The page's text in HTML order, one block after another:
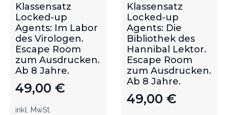
Klassensatz
Locked-up
Agents: Im Labor
des Virologen.
Escape Room
zum Ausdrucken.
Ab 8 Jahre.
49,00 €
inkl. MwSt.
Klassensatz
Locked-up
Agents: Die
Bibliothek des
Hannibal Lektor.
Escape Room
zum Ausdrucken.
Ab 8 Jahre.
49,00 €